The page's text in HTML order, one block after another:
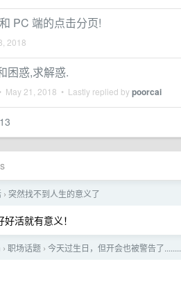
PC 端的点击分页!
2018
困惑,求解惑.
• May 21, 2018 • Lastly replied bypoorcai
› 突然找不到人生的意义了
活就有意义！
› 职场话题 › 今天过生日，但开会也被警告了........